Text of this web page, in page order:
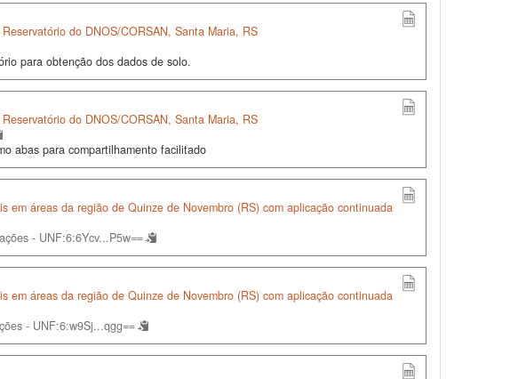
do DNOS/CORSAN, Santa Maria, RS
para obtenção dos dados de solo.
do DNOS/CORSAN, Santa Maria, RS
abas para compartilhamento facilitado
em áreas da região de Quinze de Novembro (RS) com aplicação continuada
- UNF:6:6Ycv...P5w==
em áreas da região de Quinze de Novembro (RS) com aplicação continuada
- UNF:6:w9Sj...qgg==